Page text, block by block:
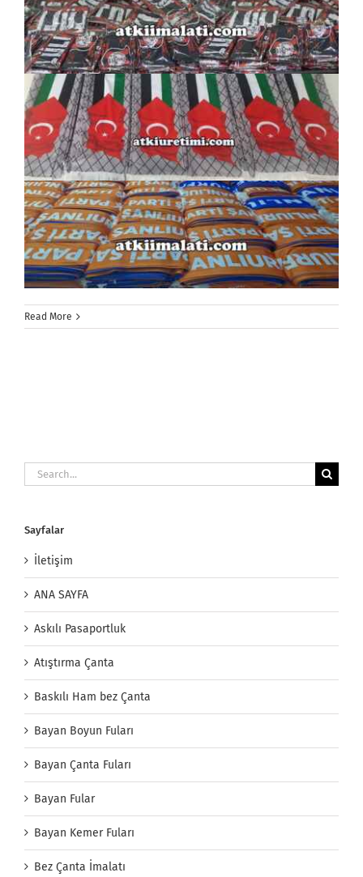
Read More
Search
for:
Sayfalar
İletişim
ANA SAYFA
Askılı Pasaportluk
Atıştırma Çanta
Baskılı Ham bez Çanta
Bayan Boyun Fuları
Bayan Çanta Fuları
Bayan Fular
Bayan Kemer Fuları
Bez Çanta İmalatı